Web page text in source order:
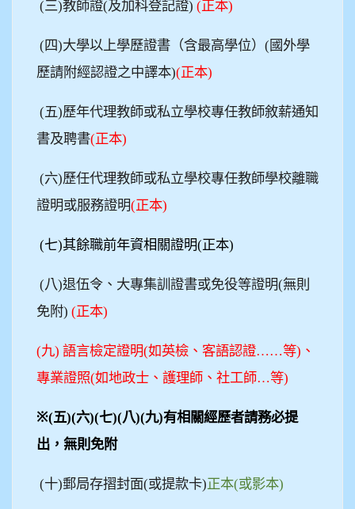
(三)教師證(及加科登記證) (正本)
(四)大學以上學歷證書（含最高學位）(國外學
歷請附經認證之中譯本)(正本)
(五)歷年代理教師或私立學校專任教師敘薪通知
書及聘書(正本)
(六)歷任代理教師或私立學校專任教師學校離職
證明或服務證明(正本)
(七)其餘職前年資相關證明(正本)
(八)退伍令、大專集訓證書或免役等證明(無則
免附) (正本)
(九) 語言檢定證明(如英檢、客語認證……等)、
專業證照(如地政士、護理師、社工師…等)
※(五)(六)(七)(八)(九)有相關經歷者請務必提
出，無則免附
(十)郵局存摺封面(或提款卡)正本(或影本)